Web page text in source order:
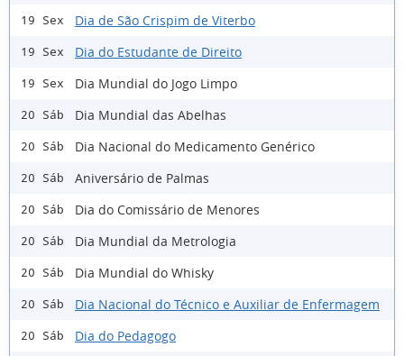
19 Sex Dia de São Crispim de Viterbo
19 Sex Dia do Estudante de Direito
19 Sex Dia Mundial do Jogo Limpo
20 Sáb Dia Mundial das Abelhas
20 Sáb Dia Nacional do Medicamento Genérico
20 Sáb Aniversário de Palmas
20 Sáb Dia do Comissário de Menores
20 Sáb Dia Mundial da Metrologia
20 Sáb Dia Mundial do Whisky
20 Sáb Dia Nacional do Técnico e Auxiliar de Enfermagem
20 Sáb Dia do Pedagogo